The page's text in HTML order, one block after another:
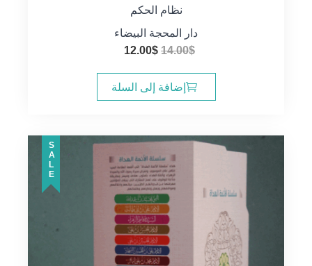
نظام الحكم
دار المحجة البيضاء
14.00$
السعر
هو:
14.00$.
12.00$
هو:
12.00$.
إضافة إلى السلة
SALE